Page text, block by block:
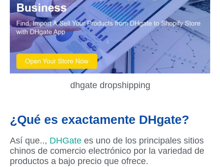
dhgate dropshipping
¿Qué es exactamente DHgate?
Así que.., DHGate es uno de los principales sitios
chinos de comercio electrónico por la variedad de
productos a bajo precio que ofrece.